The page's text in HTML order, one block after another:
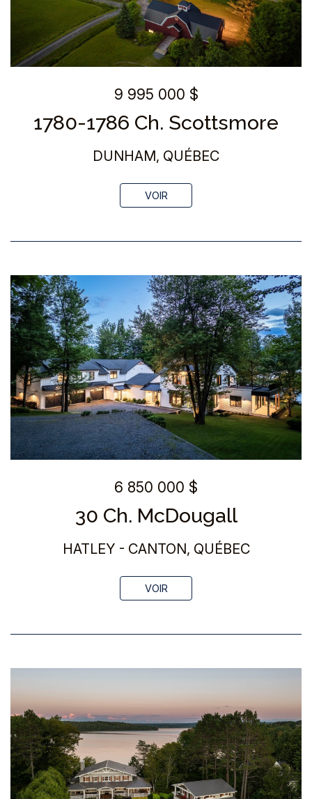
9 995 000 $
1780-1786 Ch. Scottsmore
DUNHAM, QUÉBEC
VOIR
6 850 000 $
30 Ch. McDougall
HATLEY - CANTON, QUÉBEC
VOIR